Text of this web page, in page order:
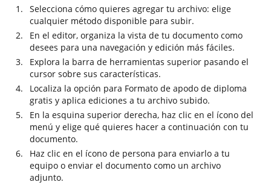
Selecciona cómo quieres agregar tu archivo: elige
cualquier método disponible para subir.
En el editor, organiza la vista de tu documento como
desees para una navegación y edición más fáciles.
Explora la barra de herramientas superior pasando el
cursor sobre sus características.
Localiza la opción para Formato de apodo de diploma
gratis y aplica ediciones a tu archivo subido.
En la esquina superior derecha, haz clic en el ícono del
menú y elige qué quieres hacer a continuación con tu
documento.
Haz clic en el ícono de persona para enviarlo a tu
equipo o enviar el documento como un archivo
adjunto.